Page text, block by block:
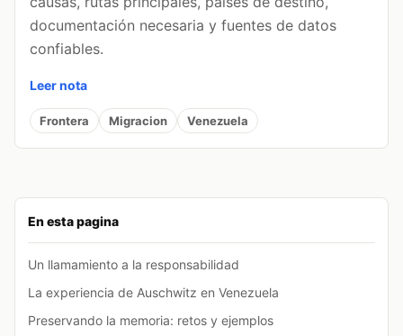
En esta pagina
Un llamamiento a la responsabilidad
La experiencia de Auschwitz en Venezuela
Preservando la memoria: retos y ejemplos
documentación necesaria y fuentes de datos
confiables.
Leer nota
Frontera Migracion Venezuela